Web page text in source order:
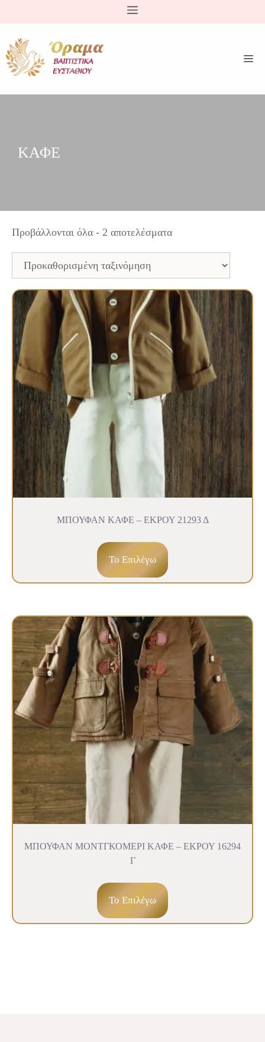
περιεχόμενο
ΚΑΦΕ
Προβάλλονται όλα - 2 αποτελέσματα
ΜΠΟΥΦΑΝ ΚΑΦΕ – ΕΚΡΟΥ 21293 Δ
To Επιλέγω
ΜΠΟΥΦΑΝ ΜΟΝΤΓΚΟΜΕΡΙ ΚΑΦΕ – ΕΚΡΟΥ 16294
Γ
To Επιλέγω